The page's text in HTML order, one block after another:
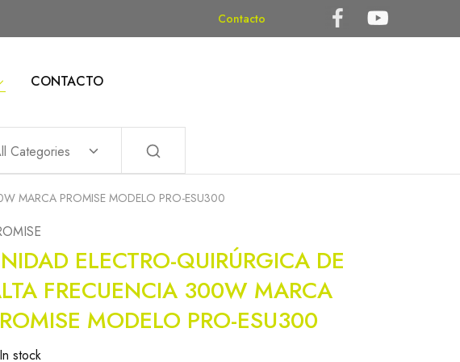
Contacto
CONTACTO
Categories
MARCA PROMISE MODELO PRO-ESU300
ELECTRO-QUIRÚRGICA DE
FRECUENCIA 300W MARCA
MODELO PRO-ESU300
In stock